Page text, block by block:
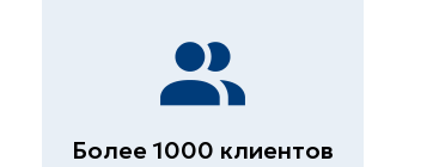
Более 1000 клиентов